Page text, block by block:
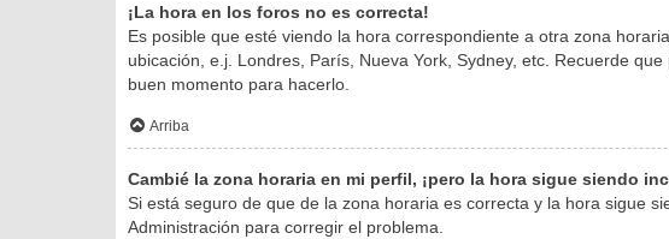
¡La hora en los foros no es correcta!
Es posible que esté viendo la hora correspondiente a otra zona
ubicación, e.j. Londres, París, Nueva York, Sydney, etc. Recuerde
buen momento para hacerlo.
Arriba
Cambié la zona horaria en mi perfil, ¡pero la hora sigue siendo
Si está seguro de que de la zona horaria es correcta y la hora sigue
Administración para corregir el problema.